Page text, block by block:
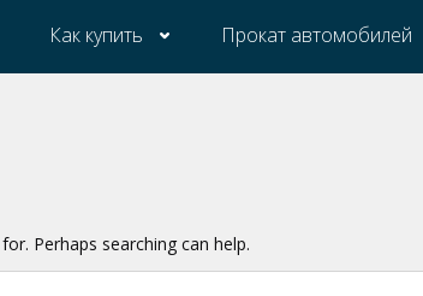
Как купить Прокат автомобилей
Perhaps searching can help.